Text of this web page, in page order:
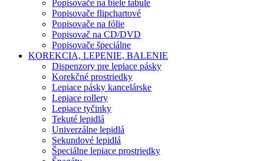
Popisovače na biele tabule
Popisovače flipchartové
Popisovače na fólie
Popisovač na CD/DVD
Popisovače špeciálne
KOREKCIA, LEPENIE, BALENIE
Dispenzory pre lepiace pásky
Korekčné prostriedky
Lepiace pásky kancelárske
Lepiace rollery
Lepiace tyčinky
Tekuté lepidlá
Univerzálne lepidlá
Sekundové lepidlá
Špeciálne lepiace prostriedky